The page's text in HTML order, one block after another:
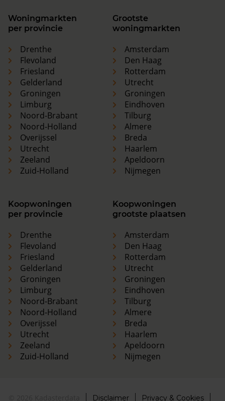
Woningmarkten
per provincie
Drenthe
Flevoland
Friesland
Gelderland
Groningen
Limburg
Noord-Brabant
Noord-Holland
Overijssel
Utrecht
Zeeland
Zuid-Holland
Grootste
woningmarkten
Amsterdam
Den Haag
Rotterdam
Utrecht
Groningen
Eindhoven
Tilburg
Almere
Breda
Haarlem
Apeldoorn
Nijmegen
Koopwoningen
per provincie
Drenthe
Flevoland
Friesland
Gelderland
Groningen
Limburg
Noord-Brabant
Noord-Holland
Overijssel
Utrecht
Zeeland
Zuid-Holland
Koopwoningen
grootste plaatsen
Amsterdam
Den Haag
Rotterdam
Utrecht
Groningen
Eindhoven
Tilburg
Almere
Breda
Haarlem
Apeldoorn
Nijmegen
Disclaimer Privacy & Cookies